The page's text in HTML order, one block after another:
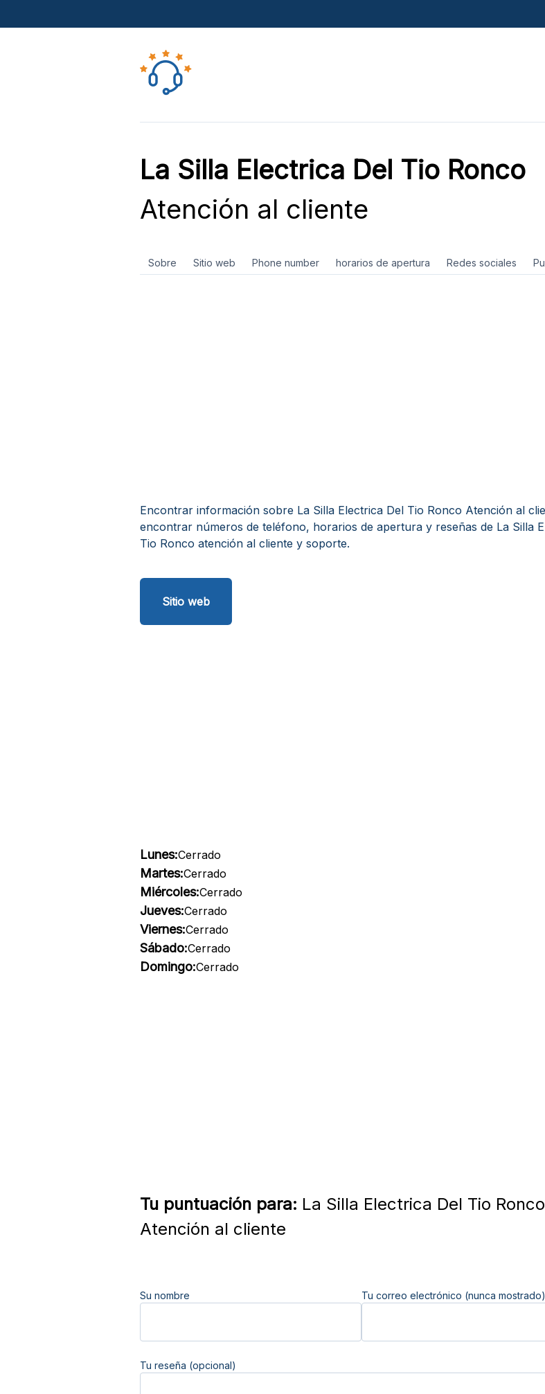
La Silla Electrica Del Tio Ronco
Atención al cliente
Sobre Sitio web Phone number horarios de apertura Redes sociales
Encontrar información sobre La Silla Electrica Del Tio Ronco Atención al
encontrar números de teléfono, horarios de apertura y reseñas de La Silla
Tio Ronco atención al cliente y soporte.
Sitio web
Lunes:Cerrado
Martes:Cerrado
Miércoles:Cerrado
Jueves:Cerrado
Viernes:Cerrado
Sábado:Cerrado
Domingo:Cerrado
Tu puntuación para: La Silla Electrica Del Tio Ronco
Atención al cliente
Su nombre Tu correo electrónico (nunca mostrado)
Tu reseña (opcional)